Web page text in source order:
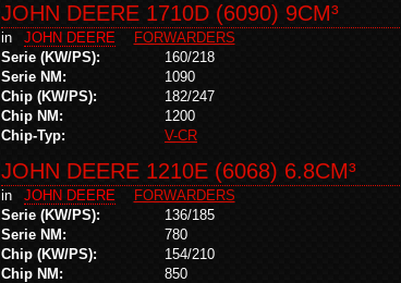
JOHN DEERE 1710D (6090) 9CM³
in JOHN DEERE
FORWARDERS
Serie (KW/PS):
160/218
Serie NM:
1090
Chip (KW/PS):
182/247
Chip NM:
1200
Chip-Typ:
V-CR
JOHN DEERE 1210E (6068) 6.8CM³
in JOHN DEERE
FORWARDERS
Serie (KW/PS):
136/185
Serie NM:
780
Chip (KW/PS):
154/210
Chip NM:
850